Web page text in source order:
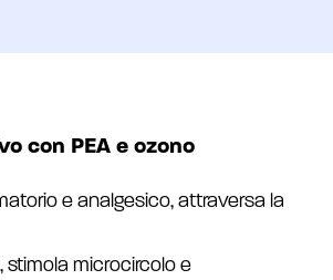
con PEA e ozono
e analgesico, attraversa la
stimola microcircolo e